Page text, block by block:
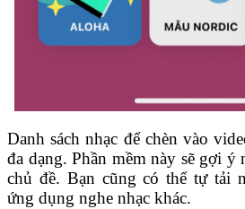
Danh sách nhạc để chèn vào
đa dạng. Phần mềm này sẽ gợi ý
chủ đề. Bạn cũng có thể tự tải
ứng dụng nghe nhạc khác.